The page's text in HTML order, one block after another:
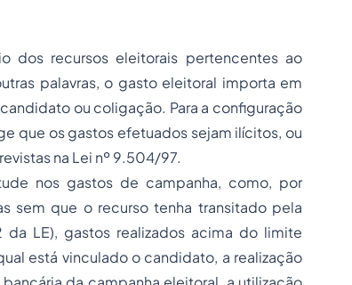
dos recursos eleitorais pertencentes ao
palavras, o gasto eleitoral importa em
ou coligação. Para a configuração
que os gastos efetuados sejam ilícitos, ou
na Lei nº 9.504/97.
nos gastos de campanha, como, por
sem que o recurso tenha transitado pela
LE), gastos realizados acima do limite
está vinculado o candidato, a realização